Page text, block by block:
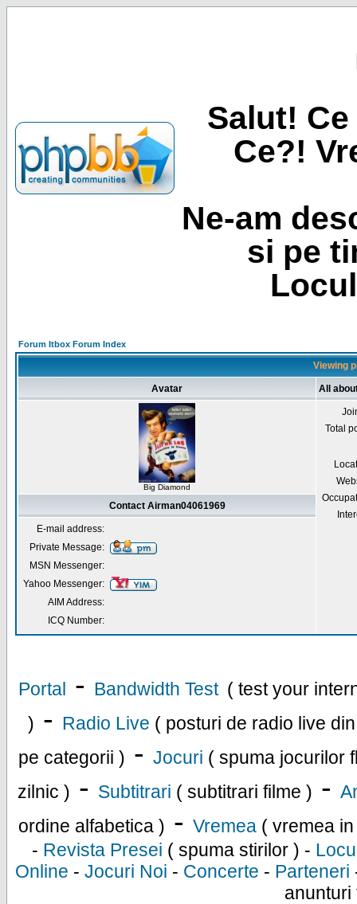
Salut!
Ce?!
Ne-am
si pe
Forum Itbox Forum Index
Viewing
Avatar All
Big Diamond
Total
Contact Airman04061969
E-mail address:
Private Message:
MSN Messenger:
Yahoo Messenger:
AIM Address:
ICQ Number:
Portal - Bandwidth Test ( test your
) - Radio Live ( posturi de radio live
pe categorii ) - Jocuri ( spuma jocurilor
zilnic ) - Subtitrari ( subtitrari filme ) -
ordine alfabetica ) - Vremea ( vremea
- Revista Presei ( spuma stirilor ) -
Online - Jocuri Noi - Concerte - Parteneri
anunturi